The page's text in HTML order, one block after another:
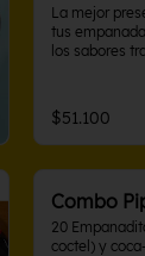
La mejor
tus
los sabores
compartir
$51.100
Combo
20
coctel) y